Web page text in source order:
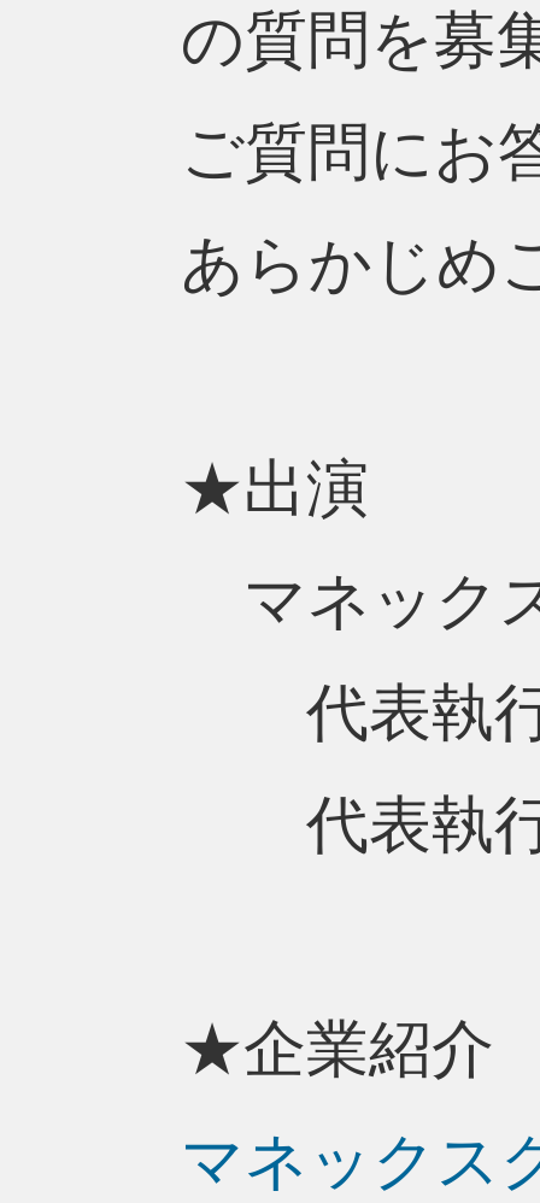
の質問を募
ご質問にお
あらかじめ
★出演
マネック
代表執行
代表執行
★企業紹介
マネックス